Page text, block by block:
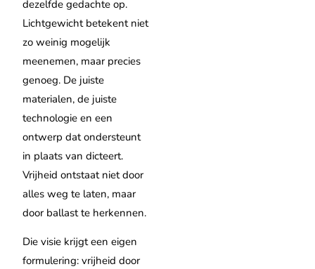
dezelfde gedachte op.
Lichtgewicht betekent niet
zo weinig mogelijk
meenemen, maar precies
genoeg. De juiste
materialen, de juiste
technologie en een
ontwerp dat ondersteunt
in plaats van dicteert.
Vrijheid ontstaat niet door
alles weg te laten, maar
door ballast te herkennen.
Die visie krijgt een eigen
formulering: vrijheid door